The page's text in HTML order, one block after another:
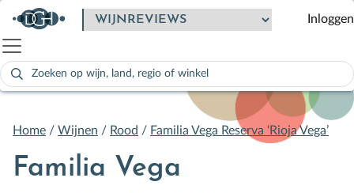
Zoeken
naar:
Als de resultaten voor automatisch aanvullen beschikbaar zijn,
Inloggen
Home / Wijnen / Rood / Familia Vega Reserva ‘Rioja Vega’
Familia Vega